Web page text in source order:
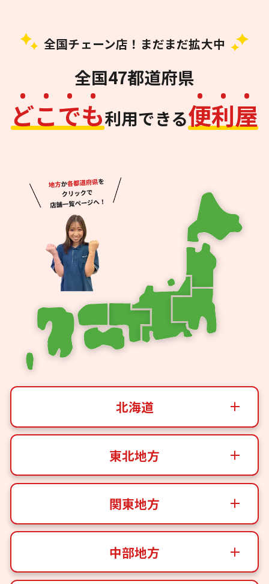
全国チェーン店！まだまだ拡大中
全国47都道府県
どこでも利用できる便利屋
北海道
東北地方
関東地方
中部地方